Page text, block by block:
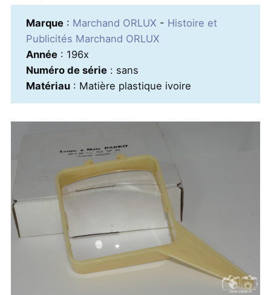
Marque: Marchand ORLUX - Histoire et
Publicités Marchand ORLUX
Année: 196x
Numéro de série: sans
Matériau: Matière plastique ivoire